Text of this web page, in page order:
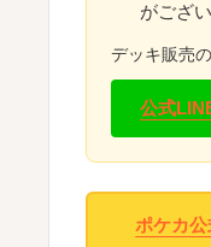
がござい
デッキ販売
公式
ポケカ